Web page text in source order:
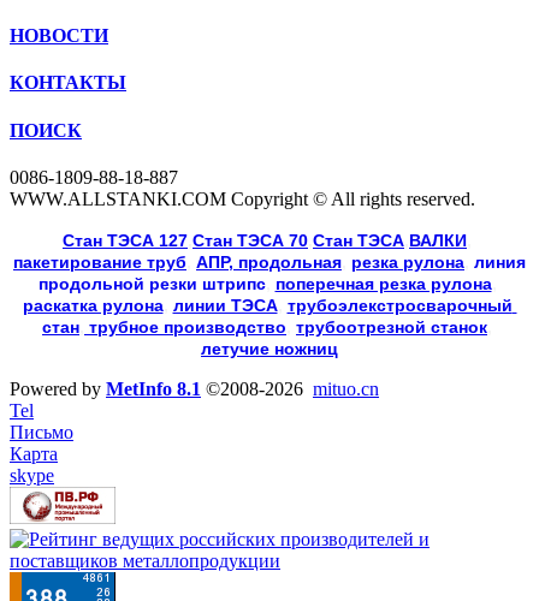
НОВОСТИ
КОНТАКТЫ
ПОИСК
0086-1809-88-18-887
WWW.ALLSTANKI.COM Copyright © All rights reserved.
Cтан ТЭСА 127 Cтан ТЭСА 70 Cтан ТЭСА ВАЛКИ
пакетирование труб АПР, продольная резка рулона линия
продольной резки штрипс, поперечная резка рулона
раскатка рулона, линии ТЭСА, трубоэлекстросварочный
стан трубное производство трубоотрезной станок
летучие ножниц
Powered by MetInfo 8.1 ©2008-2026 mituo.cn
Tel
Письмо
Карта
skype